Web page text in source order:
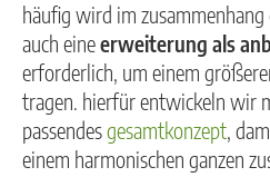
häufig wird im zusammenhang
auch eineerweiterung als
erforderlich, um einem
tragen. hierfür entwickeln wir
passendesgesamtkonzept,
einem harmonischen ganzen